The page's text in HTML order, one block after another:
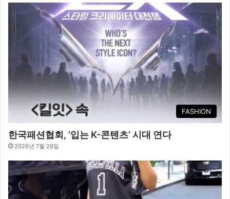
FASHION
한국패션협회, ‘입는 K-콘텐츠’ 시대 연다
2026년 7월 29일